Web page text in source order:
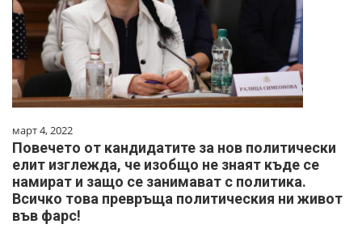
март 4, 2022
Повечето от кандидатите за нов политически
елит изглежда, че изобщо не знаят къде се
намират и защо се занимават с политика.
Всичко това превръща политическия ни живот
във фарс!